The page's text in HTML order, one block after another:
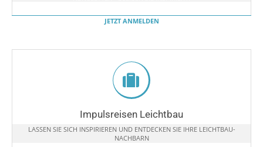
JETZT ANMELDEN
Impulsreisen Leichtbau
LASSEN SIE SICH INSPIRIEREN UND ENTDECKEN SIE IHRE LEICHTBAU-
NACHBARN